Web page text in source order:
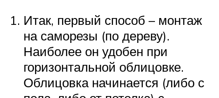
Итак, первый способ – монтаж
на саморезы (по дереву).
Наиболее он удобен при
горизонтальной облицовке.
Облицовка начинается (либо с